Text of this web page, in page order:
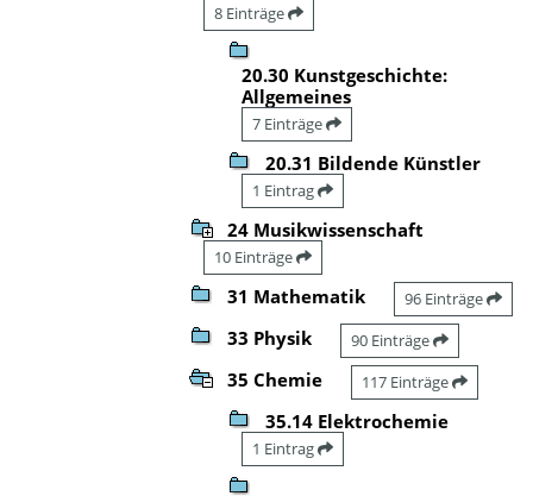
8 Einträge
20.30 Kunstgeschichte:
Allgemeines
7 Einträge
20.31 Bildende Künstler
1 Eintrag
24 Musikwissenschaft
10 Einträge
31 Mathematik 96 Einträge
33 Physik 90 Einträge
35 Chemie 117 Einträge
35.14 Elektrochemie
1 Eintrag